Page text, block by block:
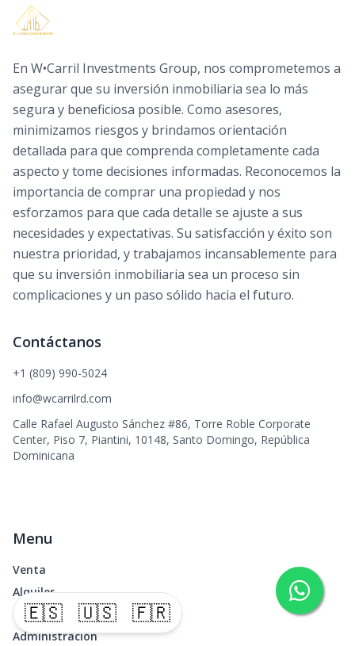
🇪🇸 🇺🇸 🇫🇷
En W•Carril Investments Group, nos comprometemos a
asegurar que su inversión inmobiliaria sea lo más
segura y beneficiosa posible. Como asesores,
minimizamos riesgos y brindamos orientación
detallada para que comprenda completamente cada
aspecto y tome decisiones informadas. Reconocemos la
importancia de comprar una propiedad y nos
esforzamos para que cada detalle se ajuste a sus
necesidades y expectativas. Su satisfacción y éxito son
nuestra prioridad, y trabajamos incansablemente para
que su inversión inmobiliaria sea un proceso sin
complicaciones y un paso sólido hacia el futuro.
Contáctanos
+1 (809) 990-5024
info@wcarrilrd.com
Calle Rafael Augusto Sánchez #86, Torre Roble Corporate
Center, Piso 7, Piantini, 10148, Santo Domingo, República
Dominicana
Menu
Venta
Alquiler
Rentas Cortas
Administración